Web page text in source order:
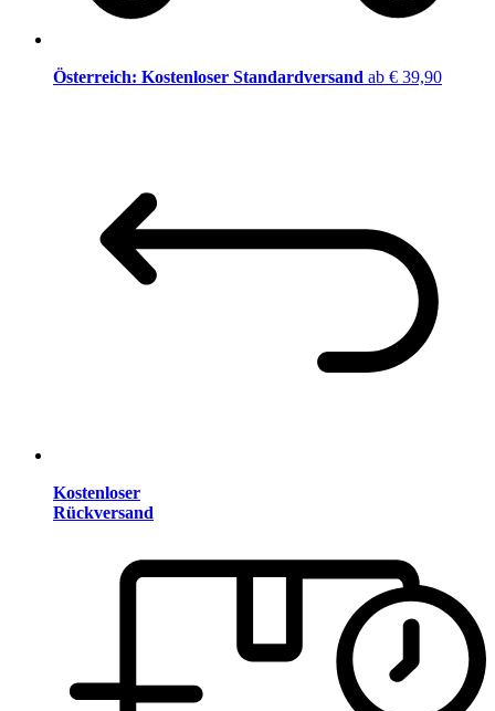
Österreich: Kostenloser Standardversand ab € 39,90
Kostenloser
Rückversand